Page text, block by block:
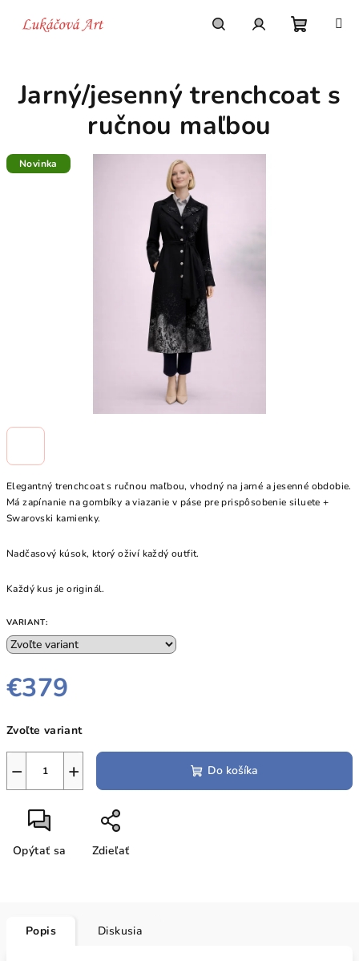
košík
Elegantný trenchcoat s ručnou maľbou, vhodný na jarné a jesenné obdobie.
Má zapínanie na gombíky a viazanie v páse pre prispôsobenie siluete +
Swarovski kamienky.
Nadčasový kúsok, ktorý oživí každý outfit.
Každý kus je originál.
VARIANT:
€379
cena:
Zvoľte variant
+
− Do košíka
Opýtať sa Zdieľať
Jarný/jesenný trenchcoat s
ručnou maľbou
Novinka
Popis Diskusia